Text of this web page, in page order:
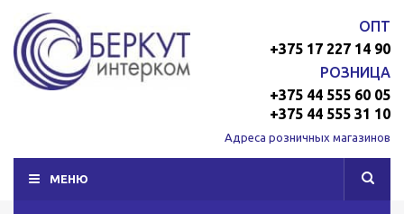
ОПТ
+375 17 227 14 90
РОЗНИЦА
+375 44 555 60 05
+375 44 555 31 10
Адреса розничных магазинов
МЕНЮ